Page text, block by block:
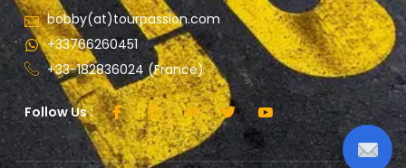
bobby(at)tourpassion.com
+33766260451
+33-182836024 (France)
Follow Us :